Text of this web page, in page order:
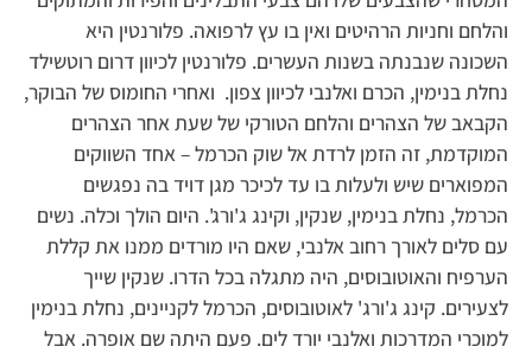
והלחם וחניות הרהיטים ואין בו עץ לרפואה. פלורנטין היא
השכונה שנבנתה בשנות העשרים. פלורנטין לכיוון דרום רוטשילד
נחלת בנימין, הכרם ואלנבי לכיוון צפון. ואחרי החומוס של הבוקר,
הקבאב של הצהרים והלחם הטורקי של שעת אחר הצהרים
המוקדמת, זה הזמן לרדת אל שוק הכרמל – אחד השווקים
המפוארים שיש ולעלות בו עד לכיכר מגן דויד בה נפגשים
הכרמל, נחלת בנימין, שנקין, וקינג ג'ורג'. היום הולך וכלה. נשים
עם סלים לאורך רחוב אלנבי, שאם היו מורדים ממנו את קללת
הערפיח והאוטובוסים, היה מתגלה בכל הדרו. שנקין שייך
לצעירים. קינג ג'ורג' לאוטובוסים, הכרמל לקניינים, נחלת בנימין
למוכרי המדרכות ואלנבי יורד לים. פעם היתה שם אופרה. אבל